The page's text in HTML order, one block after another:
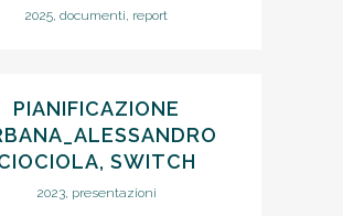
2025, documenti, report
PIANIFICAZIONE
SWITCH
2023, presentazioni